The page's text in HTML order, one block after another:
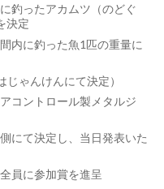
釣ったアカムツ（のどぐ
決定
内に釣った魚1匹の重量に
ゃんけんにて決定）
コントロール製メタルジ
にて決定し、当日発表いた
員に参加賞を進呈